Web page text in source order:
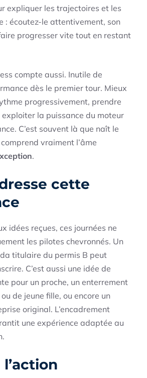
expliquer les trajectoires et les
: écoutez-le attentivement, son
progresser vite tout en restant
compte aussi. Inutile de
dès le premier tour. Mieux
progressivement, prendre
exploiter la puissance du moteur
C’est souvent là que naît le
vraiment l’âme
.
cette
idées reçues, ces journées ne
les pilotes chevronnés. Un
titulaire du permis B peut
C’est aussi une idée de
pour un proche, un enterrement
de jeune fille, ou encore un
original. L’encadrement
une expérience adaptée au
l’action